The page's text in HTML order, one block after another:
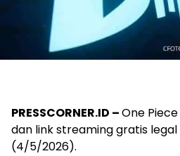
PRESSCORNER.ID –One Piece
dan link streaming gratis
(4/5/2026).